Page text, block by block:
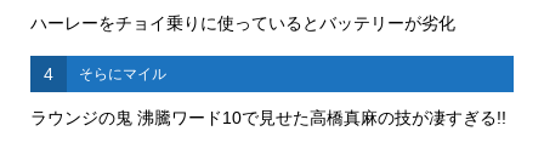
ハーレーをチョイ乗りに使っているとバッテリーが劣化
4 そらにマイル
ラウンジの鬼 沸騰ワード10で見せた高橋真麻の技が凄すぎる!!